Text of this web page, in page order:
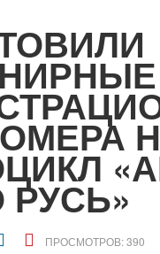
ПРОСМОТРОВ: 390